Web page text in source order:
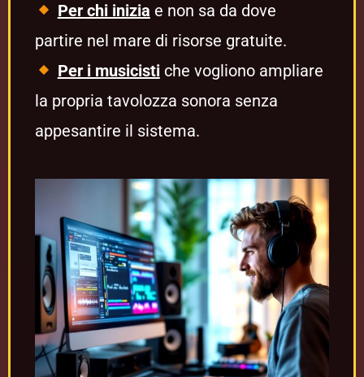
Per chi inizia e non sa da dove
partire nel mare di risorse gratuite.
Per i musicistiche vogliono ampliare
la propria tavolozza sonora senza
appesantire il sistema.